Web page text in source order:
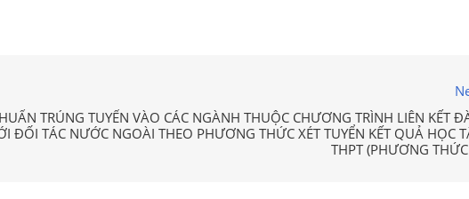
TRÚNG TUYỂN VÀO CÁC NGÀNH THUỘC CHƯƠNG TRÌNH LIÊN KẾT
ĐỐI TÁC NƯỚC NGOÀI THEO PHƯƠNG THỨC XÉT TUYỂN KẾT QUẢ HỌC
THPT (PHƯƠNG